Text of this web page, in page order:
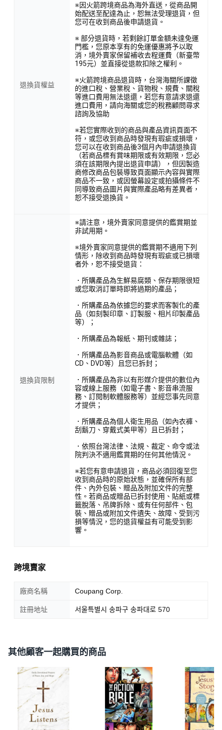
退換貨權益
※因火箭跨境商品為海外直送，從商品開
始配送至配達為止，恕無法受理退貨，但
您可在收到商品後申請退貨。
※ 部分退貨時，若剩餘訂單金額未達免運
門檻，您原本享有的免運優惠將予以取
消，境外賣家保留補收去程運費（新臺幣
195元）並直接從退款扣除之權利。
※火箭跨境商品退貨時，台灣海關所課徵
的進口稅、營業稅、貨物稅、規費、關稅
等進口費用無法退還，若您有意請求退還
進口費用，請向海關或您的稅務顧問尋求
諮詢及協助
※若您實際收到的商品與產品資訊頁面不
符，或您收到商品時發現有瑕疵或損壞，
您可以在收到商品後3個月內申請退換貨
（若商品標有賞味期限或有效期限，您必
須在該期限內提出退貨申請），但因製造
商修改商品包裝導致頁面顯示內容與實際
商品不一致，或因螢幕設定或拍攝條件不
同導致商品圖片與實際產品略有差異者，
恕不接受退換貨。
退換貨限制
※請注意，境外賣家同意提供的鑑賞期並
非試用期。
※境外賣家同意提供的鑑賞期不適用下列
情形，除收到商品時發現有瑕疵或已損壞
者外，恕不接受退貨：
．所購產品為生鮮易腐類、保存期限很短
或您取消訂單時即將過期的產品；
．所購產品為依據您的要求而客製化的產
品（如刻製印章、訂製服、相片印製產品
等）；
．所購產品為報紙、期刊或雜誌；
．所購產品為影音商品或電腦軟體（如
CD、DVD等）且您已拆封；
．所購產品為非以有形媒介提供的數位內
容或線上服務（如電子書、影音串流服
務、訂閱制軟體服務等）並經您事先同意
才提供；
．所購產品為個人衛生用品（如內衣褲、
刮鬍刀、穿戴式美甲等）且已拆封；
．依照台灣法律、法規、裁定、命令或法
院判決不適用鑑賞期的任何其他情況。
※若您有意申請退貨，商品必須回復至您
收到商品時的原始狀態，並確保所有部
件、內外包裝、贈品及附加文件的完整
性。若商品或贈品已拆封使用、貼紙或標
籤脫落、吊牌拆除、或有任何部件、包
裝、贈品或附加文件遺失、故障、受到污
損等情況，您的退貨權益有可能受到影
響。
跨境賣家
廠商名稱 Coupang Corp.
註冊地址 서울특별시 송파구 송파대로 570
其他顧客一起購買的商品